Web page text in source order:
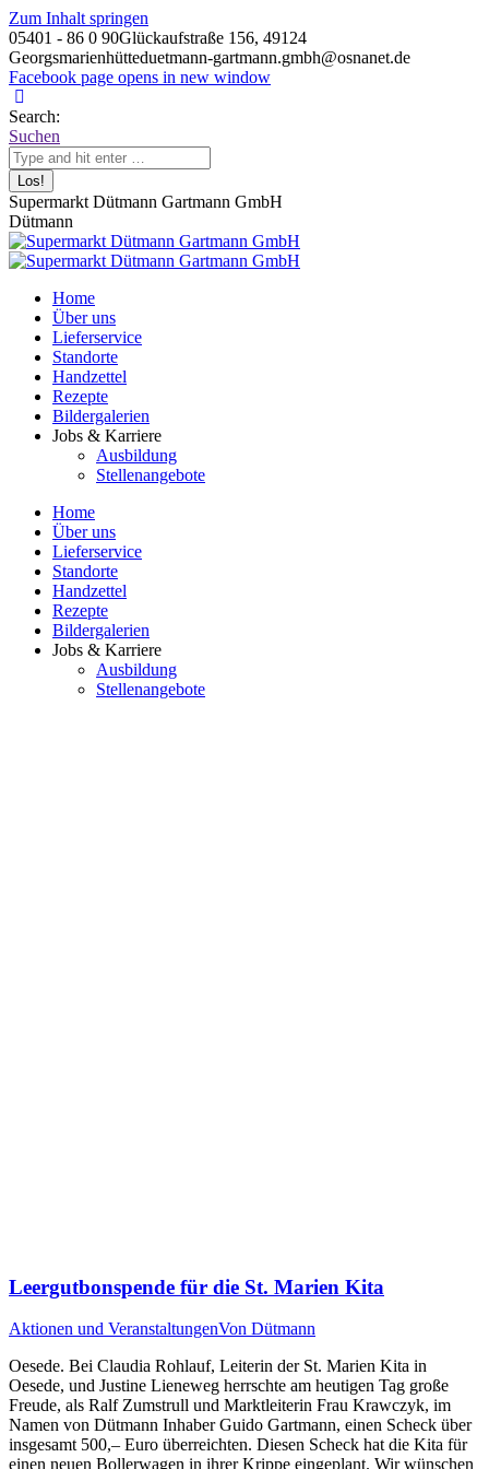
Zum Inhalt springen
05401 - 86 0 90Glückaufstraße 156, 49124
Georgsmarienhütteduetmann-gartmann.gmbh@osnanet.de
Facebook page opens in new window
Search:
Suchen
Supermarkt Dütmann Gartmann GmbH
Dütmann
Home
Über uns
Lieferservice
Standorte
Handzettel
Rezepte
Bildergalerien
Jobs & Karriere
Ausbildung
Stellenangebote
Home
Über uns
Lieferservice
Standorte
Handzettel
Rezepte
Bildergalerien
Jobs & Karriere
Ausbildung
Stellenangebote
Leergutbonspende für die St. Marien Kita
Aktionen und VeranstaltungenVon Dütmann
Oesede. Bei Claudia Rohlauf, Leiterin der St. Marien Kita in
Oesede, und Justine Lieneweg herrschte am heutigen Tag große
Freude, als Ralf Zumstrull und Marktleiterin Frau Krawczyk, im
Namen von Dütmann Inhaber Guido Gartmann, einen Scheck über
insgesamt 500,– Euro überreichten. Diesen Scheck hat die Kita für
einen neuen Bollerwagen in ihrer Krippe eingeplant. Wir wünschen